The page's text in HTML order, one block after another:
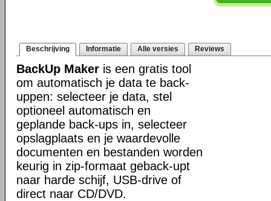
Beschrijving Informatie Alle versies Reviews
BackUp Maker is een gratis tool
om automatisch je data te back-
uppen: selecteer je data, stel
optioneel automatisch en
geplande back-ups in, selecteer
opslagplaats en je waardevolle
documenten en bestanden worden
keurig in zip-formaat geback-upt
naar harde schijf, USB-drive of
direct naar CD/DVD.